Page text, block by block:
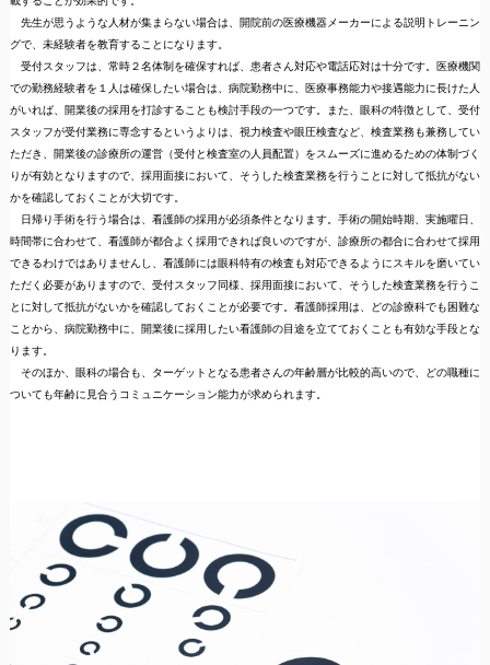
先生が思うような人材が集まらない場合は、開院前の医療機器メーカーによる説明トレーニン
グで、未経験者を教育することになります。
受付スタッフは、常時２名体制を確保すれば、患者さん対応や電話応対は十分です。医療機関
での勤務経験者を１人は確保したい場合は、病院勤務中に、医療事務能力や接遇能力に長けた人
がいれば、開業後の採用を打診することも検討手段の一つです。また、眼科の特徴として、受付
スタッフが受付業務に専念するというよりは、視力検査や眼圧検査など、検査業務も兼務してい
ただき、開業後の診療所の運営（受付と検査室の人員配置）をスムーズに進めるための体制づく
りが有効となりますので、採用面接において、そうした検査業務を行うことに対して抵抗がない
かを確認しておくことが大切です。
日帰り手術を行う場合は、看護師の採用が必須条件となります。手術の開始時期、実施曜日、
時間帯に合わせて、看護師が都合よく採用できれば良いのですが、診療所の都合に合わせて採用
できるわけではありませんし、看護師には眼科特有の検査も対応できるようにスキルを磨いてい
ただく必要がありますので、受付スタッフ同様、採用面接において、そうした検査業務を行うこ
とに対して抵抗がないかを確認しておくことが必要です。看護師採用は、どの診療科でも困難な
ことから、病院勤務中に、開業後に採用したい看護師の目途を立てておくことも有効な手段とな
ります。
そのほか、眼科の場合も、ターゲットとなる患者さんの年齢層が比較的高いので、どの職種に
ついても年齢に見合うコミュニケーション能力が求められます。